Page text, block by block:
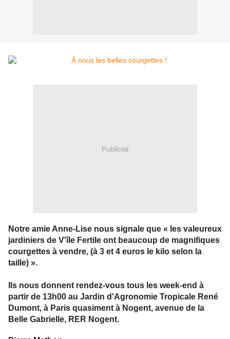
Publicité
Notre amie Anne-Lise nous signale que « l es valeureux
jardiniers de V'île Fertile ont beaucoup de magnifiques
courgettes à vendre, (à 3 et 4 euros le kilo selon la
taille) ».
Ils nous donnent rendez-vous tous les week-end à
partir de 13h00 au Jardin d'Agronomie Tropicale René
Dumont, à Paris quasiment à Nogent, avenue de la
Belle Gabrielle, RER Nogent.